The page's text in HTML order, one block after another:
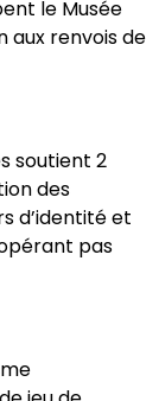
le Musée
aux renvois de
soutient 2
des
d’identité et
pas